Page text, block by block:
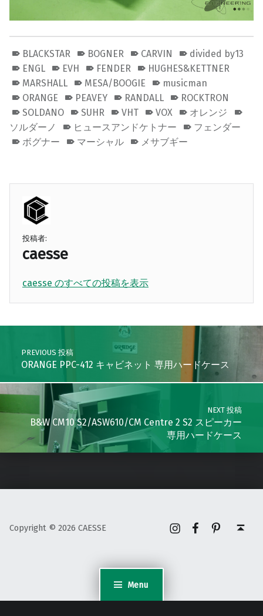
Menu
BLACKSTAR BOGNER CARVIN
divided by13
ENGL
EVH FENDER
HUGHES&KETTNER
MARSHALL
MESA/BOOGIE
musicman
ORANGE
PEAVEY RANDALL
ROCKTRON
SOLDANO
SUHR VHT VOX
オレンジ
ソルダーノ
ヒュースアンドケトナー
フェンダー
ボグナー
マーシャル メサブギー
投稿者:
caesse
caesse のすべての投稿を表示
Skip back to main navigation
Post navigation
PREVIOUS 投稿
ORANGE PPC-412 キャビネット 専用ハードケース
NEXT 投稿
B&W CM10 S2/ASW610/CM Centre 2 S2 スピーカー
専用ハードケース
Copyright © 2026 CAESSE